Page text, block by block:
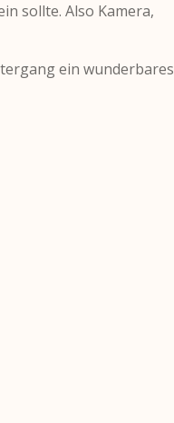
sollte. Also Kamera,
ein wunderbares